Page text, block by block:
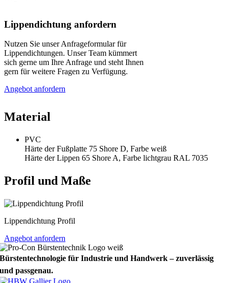
Lippendichtung anfordern
Nutzen Sie unser Anfrageformular für
Lippendichtungen. Unser Team kümmert
sich gerne um Ihre Anfrage und steht Ihnen
gern für weitere Fragen zu Verfügung.
Angebot anfordern
Material
PVC
Härte der Fußplatte 75 Shore D, Farbe weiß
Härte der Lippen 65 Shore A, Farbe lichtgrau RAL 7035
Profil und Maße
Lippendichtung Profil
Angebot anfordern
Bürstentechnologie für Industrie und Handwerk – zuverlässig
und passgenau.